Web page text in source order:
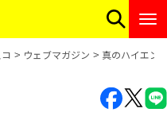
ウェブマガジン 真のハイエン